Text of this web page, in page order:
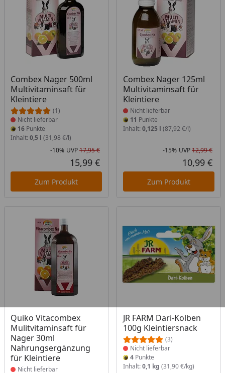
Combex Nager 500ml
Multivitaminsaft für
Kleintiere
(1)
Produkt nicht lieferbar
Nicht lieferbar
16 Punkte
Inhalt: 0,5 l (31,98 €/l)
Rabatt in Prozent
-10%
Ursprünglicher Preis
UVP17,95 €
Aktueller Preis
15,99 €
Zum Produkt
Combex Nager 125ml
Multivitaminsaft für
Kleintiere
Produkt nicht lieferbar
Nicht lieferbar
11 Punkte
Inhalt: 0,125 l (87,92 €/l)
-15% UVP12,99 €
10,99 €
Zum Produkt
Quiko Vitacombex
Mulitvitaminsaft für
Nager 30ml
Nahrungsergänzung
für Kleintiere
Produkt nicht lieferbar
Nicht lieferbar
JR FARM Dari-Kolben
100g Kleintiersnack
(3)
Produkt nicht lieferbar
Nicht lieferbar
4Punkte
Inhalt:0,1 kg (31,90 €/kg)